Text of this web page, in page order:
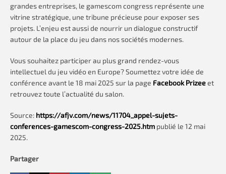
grandes entreprises, le gamescom congress représente une
vitrine stratégique, une tribune précieuse pour exposer ses
projets. L’enjeu est aussi de nourrir un dialogue constructif
autour de la place du jeu dans nos sociétés modernes.
Vous souhaitez participer au plus grand rendez-vous
intellectuel du jeu vidéo en Europe? Soumettez votre idée de
conférence avant le 18 mai 2025 sur la page Facebook Prizeeet
retrouvez toute l’actualité du salon.
Source: https://afjv.com/news/11704_appel-sujets-
conferences-gamescom-congress-2025.htm publié le 12 mai
2025.
Partager